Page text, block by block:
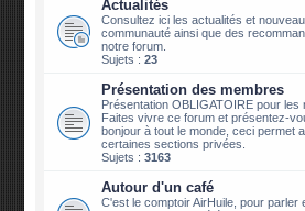
Actualités
Consultez ici les actualités et
communauté ainsi que des
notre forum.
Sujets :23
Présentation des membres
Présentation OBLIGATOIRE pour les
Faites vivre ce forum et présentez-
bonjour à tout le monde, ceci permet
certaines sections privées.
Sujets :3163
Autour d'un café
C'est le comptoir AirHuile, pour parler